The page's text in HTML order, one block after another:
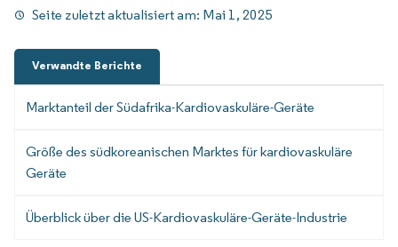
Seite zuletzt aktualisiert am: Mai 1, 2025
Verwandte Berichte
Marktanteil der Südafrika-Kardiovaskuläre-Geräte
Größe des südkoreanischen Marktes für kardiovaskuläre
Geräte
Überblick über die US-Kardiovaskuläre-Geräte-Industrie